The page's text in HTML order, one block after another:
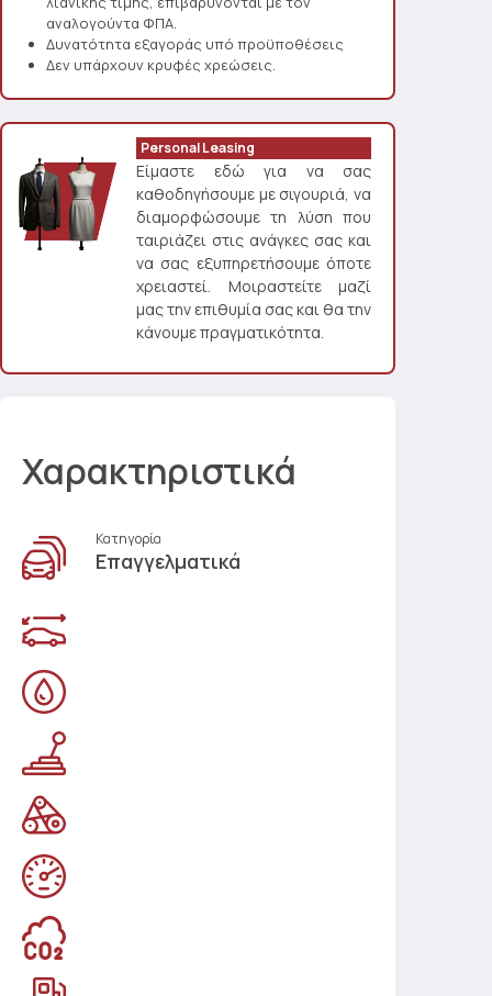
αναλογούντα ΦΠΑ.
Δυνατότητα εξαγοράς υπό προϋποθέσεις
Δεν υπάρχουν κρυφές χρεώσεις.
Personal Leasing
Είμαστε εδώ για να σας
καθοδηγήσουμε με σιγουριά, να
διαμορφώσουμε τη λύση που
ταιριάζει στις ανάγκες σας και
να σας εξυπηρετήσουμε όποτε
χρειαστεί. Μοιραστείτε μαζί
μας την επιθυμία σας και θα την
κάνουμε πραγματικότητα.
Χαρακτηριστικά
Κατηγορία
Επαγγελματικά